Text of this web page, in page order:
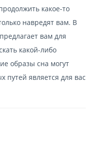
какое-то
навредят вам. В
вам для
какой-либо
образы сна могут
путей является для вас